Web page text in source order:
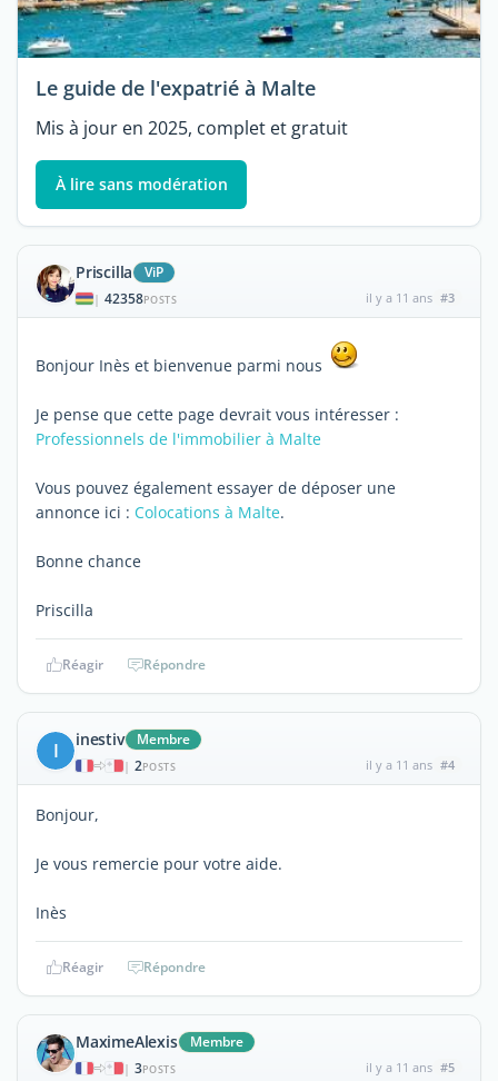
Le guide de l'expatrié à Malte
Mis à jour en 2025, complet et gratuit
À lire sans modération
Priscilla ViP
| 42358POSTS il y a 11 ans #3
Bonjour Inès et bienvenue parmi nous
Je pense que cette page devrait vous intéresser :
Professionnels de l'immobilier à Malte
Vous pouvez également essayer de déposer une
annonce ici : Colocations à Malte.
Bonne chance
Priscilla
Réagir Répondre
I inestiv Membre
| 2POSTS il y a 11 ans #4
Bonjour,
Je vous remercie pour votre aide.
Inès
Réagir Répondre
MaximeAlexis Membre
| 3POSTS il y a 11 ans #5